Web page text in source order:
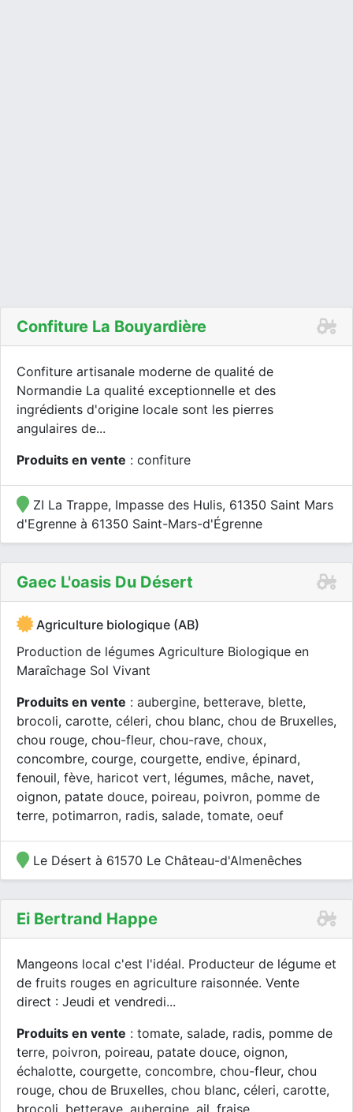
Confiture La Bouyardière
Confiture artisanale moderne de qualité de
Normandie La qualité exceptionnelle et des
ingrédients d'origine locale sont les pierres
angulaires de...
Produits en vente : confiture
ZI La Trappe, Impasse des Hulis, 61350 Saint Mars
d'Egrenne à 61350 Saint-Mars-d'Égrenne
Gaec L'oasis Du Désert
Agriculture biologique (AB)
Production de légumes Agriculture Biologique en
Maraîchage Sol Vivant
Produits en vente : aubergine, betterave, blette,
brocoli, carotte, céleri, chou blanc, chou de Bruxelles,
chou rouge, chou-fleur, chou-rave, choux,
concombre, courge, courgette, endive, épinard,
fenouil, fève, haricot vert, légumes, mâche, navet,
oignon, patate douce, poireau, poivron, pomme de
terre, potimarron, radis, salade, tomate, oeuf
Le Désert à 61570 Le Château-d'Almenêches
Ei Bertrand Happe
Mangeons local c'est l'idéal. Producteur de légume et
de fruits rouges en agriculture raisonnée. Vente
direct : Jeudi et vendredi...
Produits en vente : tomate, salade, radis, pomme de
terre, poivron, poireau, patate douce, oignon,
échalotte, courgette, concombre, chou-fleur, chou
rouge, chou de Bruxelles, chou blanc, céleri, carotte,
brocoli, betterave, aubergine, ail, fraise